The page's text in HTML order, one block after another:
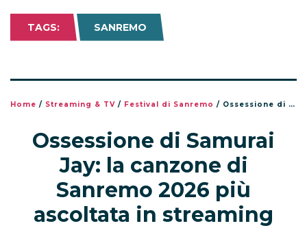
TAGS: SANREMO
Home / Streaming & TV / Festival di Sanremo / Ossessione di Samurai Jay: la canzone di Sanremo 2026 più ascoltata in streaming
Ossessione di Samurai
Jay: la canzone di
Sanremo 2026 più
ascoltata in streaming